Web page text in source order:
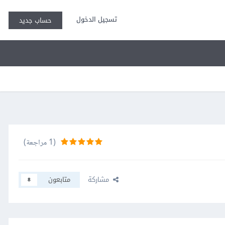
تسجيل الدخول حساب جديد
(1 مراجعة)
مشاركة متابعون 8